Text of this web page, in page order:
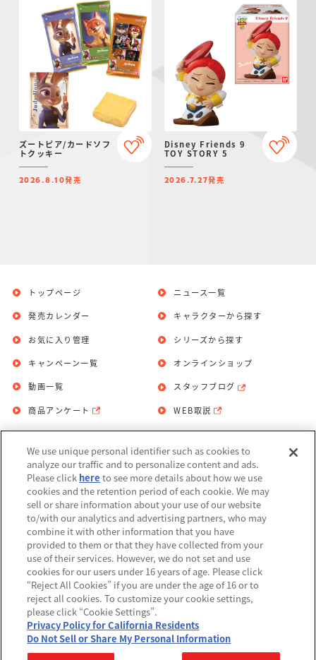
ズートピア/カードソフ
トクッキー
2026.8.10発売
Disney Friends 9
TOY STORY 5
2026.7.27発売
トップページ
発売カレンダー
お気に入り管理
ニュース一覧
キャラクターから探す
シリーズから探す
キャンペーン一覧
動画一覧
商品アンケート
オンラインショップ
スタッフブログ
WEB取説
お問い合わせ 個人情報保護方針
利用規約
Do Not Sell or Share My Personal
Information
アレルギー情報
©BANDAI
We use unique personal identifier such as cookies to
analyze our traffic and to personalize content and ads.
Please click here to see more details about how we use
cookies and the retention period of each cookie. We may
sell or share information about your use of our website
to/with our analytics and advertising partners, who may
combine it with other information that you have
provided to them or that they have collected from your
use of their services. However, we do not set and use
cookies for our users under 16 years of age. Please click
“Reject All Cookies” if you are under the age of 16 or to
reject all cookies. To customize your cookie settings,
please click “Cookie Settings”.
Privacy Policy for California Residents
Do Not Sell or Share My Personal Information